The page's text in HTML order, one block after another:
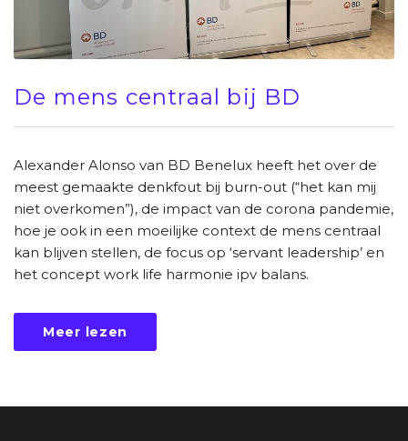
De mens centraal bij BD
Alexander Alonso van BD Benelux heeft het over de
meest gemaakte denkfout bij burn-out (“het kan mij
niet overkomen”), de impact van de corona pandemie,
hoe je ook in een moeilijke context de mens centraal
kan blijven stellen, de focus op ‘servant leadership’ en
het concept work life harmonie ipv balans.
Meer lezen